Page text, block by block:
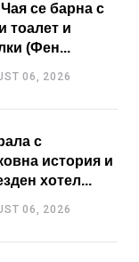
се барна с
тоалет и
(Фен...
06, 2026
с
история и
хотел...
06, 2026